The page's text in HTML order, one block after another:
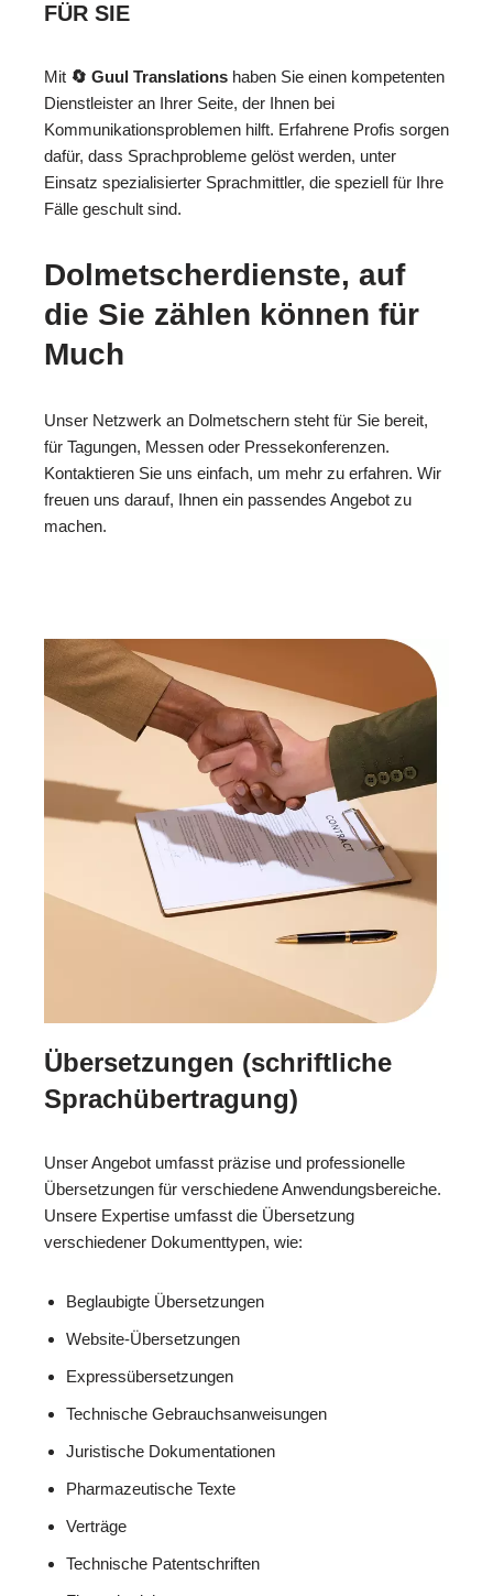
FÜR SIE
Mit 🔄 Guul Translations haben Sie einen kompetenten
Dienstleister an Ihrer Seite, der Ihnen bei
Kommunikationsproblemen hilft. Erfahrene Profis sorgen
dafür, dass Sprachprobleme gelöst werden, unter
Einsatz spezialisierter Sprachmittler, die speziell für Ihre
Fälle geschult sind.
Dolmetscherdienste, auf
die Sie zählen können für
Much
Unser Netzwerk an Dolmetschern steht für Sie bereit,
für Tagungen, Messen oder Pressekonferenzen.
Kontaktieren Sie uns einfach, um mehr zu erfahren. Wir
freuen uns darauf, Ihnen ein passendes Angebot zu
machen.
Übersetzungen (schriftliche
Sprachübertragung)
Unser Angebot umfasst präzise und professionelle
Übersetzungen für verschiedene Anwendungsbereiche.
Unsere Expertise umfasst die Übersetzung
verschiedener Dokumenttypen, wie:
Beglaubigte Übersetzungen
Website-Übersetzungen
Expressübersetzungen
Technische Gebrauchsanweisungen
Juristische Dokumentationen
Pharmazeutische Texte
Verträge
Technische Patentschriften